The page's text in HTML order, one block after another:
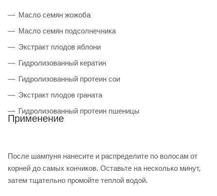
Масло семян жожоба
Масло семян подсолнечника
Экстракт плодов яблони
Гидролизованный кератин
Гидролизованный протеин сои
Экстракт плодов граната
Гидролизованный протеин пшеницы
Применение
После шампуня нанесите и распределите по волосам от
корней до самых кончиков. Оставьте на несколько минут,
затем тщательно промойте теплой водой.